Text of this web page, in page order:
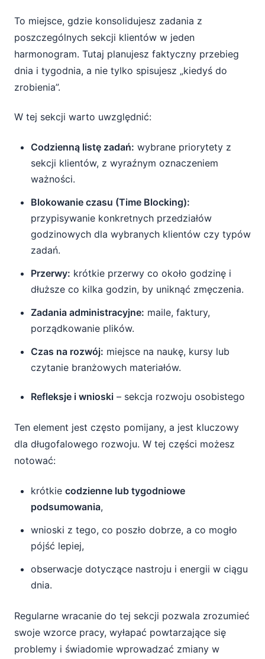
To miejsce, gdzie konsolidujesz zadania z
poszczególnych sekcji klientów w jeden
harmonogram. Tutaj planujesz faktyczny przebieg
dnia i tygodnia, a nie tylko spisujesz „kiedyś do
zrobienia”.
W tej sekcji warto uwzględnić:
Codzienną listę zadań: wybrane priorytety z
sekcji klientów, z wyraźnym oznaczeniem
ważności.
Blokowanie czasu (Time Blocking):
przypisywanie konkretnych przedziałów
godzinowych dla wybranych klientów czy typów
zadań.
Przerwy: krótkie przerwy co około godzinę i
dłuższe co kilka godzin, by uniknąć zmęczenia.
Zadania administracyjne: maile, faktury,
porządkowanie plików.
Czas na rozwój: miejsce na naukę, kursy lub
czytanie branżowych materiałów.
Refleksje i wnioski – sekcja rozwoju osobistego
Ten element jest często pomijany, a jest kluczowy
dla długofalowego rozwoju. W tej części możesz
notować:
krótkie codzienne lub tygodniowe
podsumowania,
wnioski z tego, co poszło dobrze, a co mogło
pójść lepiej,
obserwacje dotyczące nastroju i energii w ciągu
dnia.
Regularne wracanie do tej sekcji pozwala zrozumieć
swoje wzorce pracy, wyłapać powtarzające się
problemy i świadomie wprowadzać zmiany w